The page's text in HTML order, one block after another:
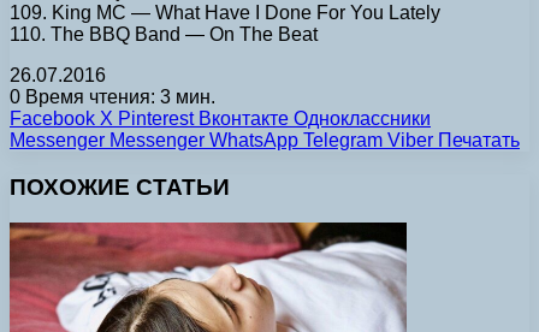
109. King MC — What Have I Done For You Lately
110. The BBQ Band — On The Beat
26.07.2016
0 Время чтения: 3 мин.
Facebook X Pinterest Вконтакте Одноклассники
Messenger Messenger WhatsApp Telegram Viber Печатать
ПОХОЖИЕ СТАТЬИ